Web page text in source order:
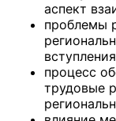
аспект
проблемы
процесс
трудовые